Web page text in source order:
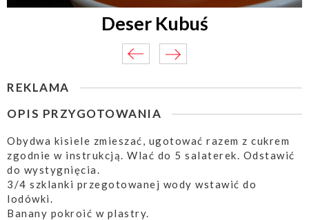
Deser Kubuś
REKLAMA
OPIS PRZYGOTOWANIA
Obydwa kisiele zmieszać, ugotować razem z cukrem
zgodnie w instrukcją. Wlać do 5 salaterek. Odstawić
do wystygnięcia.
3/4 szklanki przegotowanej wody wstawić do
lodówki.
Banany pokroić w plastry.